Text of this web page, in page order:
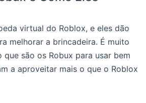
virtual do Roblox, e eles dão
melhorar a brincadeira. É muito
são os Robux para usar bem
a aproveitar mais o que o Roblox